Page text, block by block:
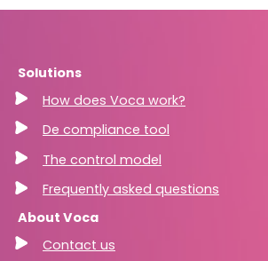
Solutions
How does Voca work?
De compliance tool
The control model
Frequently asked questions
About Voca
Contact us